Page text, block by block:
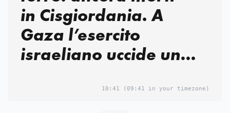
in Cisgiordania. A
Gaza l’esercito
israeliano uccide un
“mantenere gli
10:41 (09:41 in your timezone)